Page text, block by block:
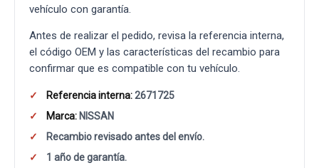
vehículo con garantía.
Antes de realizar el pedido, revisa la referencia interna,
el código OEM y las características del recambio para
confirmar que es compatible con tu vehículo.
Referencia interna:2671725
Marca: NISSAN
Recambio revisado antes del envío.
1 año de garantía.